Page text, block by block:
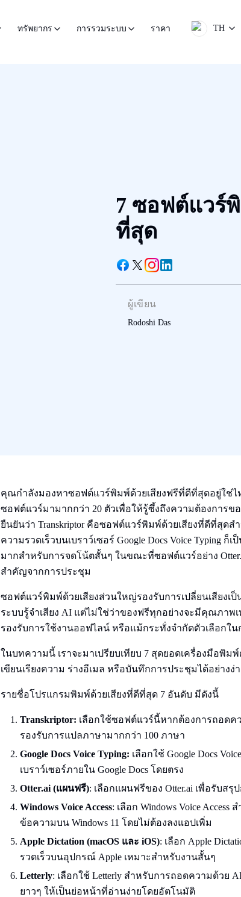
ทรัพยากร การรวมระบบ ราคา TH
7 ซอฟต์แวร์
ที่สุด
ผู้เขียน
Rodoshi Das
คุณกำลังมองหาซอฟต์แวร์พิมพ์ด้วยเสียงฟรีที่ดีที่สุดอยู่ใช่ไ
ซอฟต์แวร์มามากกว่า 20 ตัวเพื่อให้รู้ซึ้งถึงความต้องการข
ยืนยันว่า Transkriptor คือซอฟต์แวร์พิมพ์ด้วยเสียงที่ดีที่สุ
ความรวดเร็วบนเบราว์เซอร์ Google Docs Voice Typing
มากสำหรับการจดโน้ตสั้นๆ ในขณะที่ซอฟต์แวร์อย่าง
สำคัญจากการประชุม
ซอฟต์แวร์พิมพ์ด้วยเสียงส่วนใหญ่รองรับการเปลี่ยนเสียงเ
ระบบรู้จำเสียง AI แต่ไม่ใช่ว่าของฟรีทุกอย่างจะมีคุณภาพ
รองรับการใช้งานออฟไลน์ หรือแม้กระทั่งจำกัดตัวเลือกใน
ในบทความนี้ เราจะมาเปรียบเทียบ 7 สุดยอดเครื่องมือพิม
เขียนเรียงความ ร่างอีเมล หรือบันทึกการประชุมได้อย่างง่
รายชื่อโปรแกรมพิมพ์ด้วยเสียงที่ดีที่สุด 7 อันดับ มีดังนี้
Transkriptor: เลือกใช้ซอฟต์แวร์นี้หากต้องการถอด
รองรับการแปลภาษามากกว่า 100 ภาษา
Google Docs Voice Typing: เลือกใช้ Google Docs
เบราว์เซอร์ภายใน Google Docs โดยตรง
Otter.ai (แผนฟรี): เลือกแผนฟรีของ Otter.ai เพื่อรับ
Windows Voice Access: เลือก Windows Voice
ข้อความบน Windows 11 โดยไม่ต้องลงแอปเพิ่ม
Apple Dictation (macOS และ iOS): เลือก Apple
รวดเร็วบนอุปกรณ์ Apple เหมาะสำหรับงานสั้นๆ
Letterly: เลือกใช้ Letterly สำหรับการถอดความด้วย
ยาวๆ ให้เป็นย่อหน้าที่อ่านง่ายโดยอัตโนมัติ